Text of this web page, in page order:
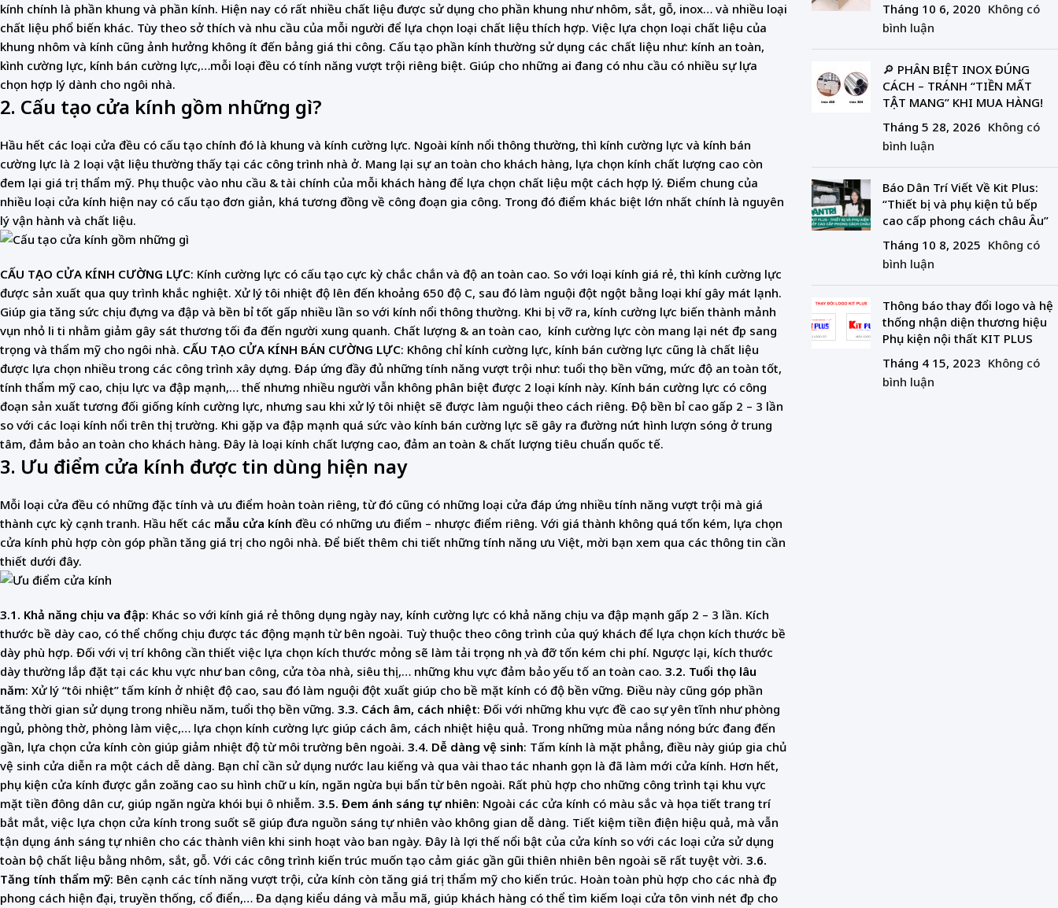
kính chính là phần khung và phần kính. Hiện nay có rất nhiều chất liệu được sử dụng cho phần khung như nhôm, sắt, gỗ, inox… và nhiều loại
chất liệu phổ biến khác. Tùy theo sở thích và nhu cầu của mỗi người để lựa chọn loại chất liệu thích hợp. Việc lựa chọn loại chất liệu của
khung nhôm và kính cũng ảnh hưởng không ít đến bảng giá thi công. Cấu tạo phần kính thường sử dụng các chất liệu như: kính an toàn,
kình cường lực, kính bán cường lực,…mỗi loại đều có tính năng vượt trội riêng biệt. Giúp cho những ai đang có nhu cầu có nhiều sự lựa
chọn hợp lý dành cho ngôi nhà.
2. Cấu tạo cửa kính gồm những gì?
Hầu hết các loại cửa đều có cấu tạo chính đó là khung và kính cường lực. Ngoài kính nổi thông thường, thì kính cường lực và kính bán
cường lực là 2 loại vật liệu thường thấy tại các công trình nhà ở. Mang lại sự an toàn cho khách hàng, lựa chọn kính chất lượng cao còn
đem lại giá trị thẩm mỹ. Phụ thuộc vào nhu cầu & tài chính của mỗi khách hàng để lựa chọn chất liệu một cách hợp lý. Điểm chung của
nhiều loại cửa kính hiện nay có cấu tạo đơn giản, khá tương đồng về công đoạn gia công. Trong đó điểm khác biệt lớn nhất chính là nguyên
lý vận hành và chất liệu.
CẤU TẠO CỬA KÍNH CƯỜNG LỰC: Kính cường lực có cấu tạo cực kỳ chắc chắn và độ an toàn cao. So với loại kính giá rẻ, thì kính cường lực
được sản xuất qua quy trình khắc nghiệt. Xử lý tôi nhiệt độ lên đến khoảng 650 độ C, sau đó làm nguội đột ngột bằng loại khí gây mát lạnh.
Giúp gia tăng sức chịu đựng va đập và bền bỉ tốt gấp nhiều lần so với kính nổi thông thường. Khi bị vỡ ra, kính cường lực biến thành mảnh
vụn nhỏ li ti nhằm giảm gây sát thương tối đa đến người xung quanh. Chất lượng & an toàn cao, kính cường lực còn mang lại nét đẹp sang
trọng và thẩm mỹ cho ngôi nhà. CẤU TẠO CỬA KÍNH BÁN CƯỜNG LỰC: Không chỉ kính cường lực, kính bán cường lực cũng là chất liệu
được lựa chọn nhiều trong các công trình xây dựng. Đáp ứng đầy đủ những tính năng vượt trội như: tuổi thọ bền vững, mức độ an toàn tốt,
tính thẩm mỹ cao, chịu lực va đập mạnh,… thế nhưng nhiều người vẫn không phân biệt được 2 loại kính này. Kính bán cường lực có công
đoạn sản xuất tương đối giống kính cường lực, nhưng sau khi xử lý tôi nhiệt sẽ được làm nguội theo cách riêng. Độ bền bỉ cao gấp 2 – 3 lần
so với các loại kính nổi trên thị trường. Khi gặp va đập mạnh quá sức vào kính bán cường lực sẽ gây ra đường nứt hình lượn sóng ở trung
tâm, đảm bảo an toàn cho khách hàng. Đây là loại kính chất lượng cao, đảm an toàn & chất lượng tiêu chuẩn quốc tế.
3. Ưu điểm cửa kính được tin dùng hiện nay
Mỗi loại cửa đều có những đặc tính và ưu điểm hoàn toàn riêng, từ đó cũng có những loại cửa đáp ứng nhiều tính năng vượt trội mà giá
thành cực kỳ cạnh tranh. Hầu hết các mẫu cửa kính đều có những ưu điểm – nhược điểm riêng. Với giá thành không quá tốn kém, lựa chọn
cửa kính phù hợp còn góp phần tăng giá trị cho ngôi nhà. Để biết thêm chi tiết những tính năng ưu Việt, mời bạn xem qua các thông tin cần
thiết dưới đây.
3.1. Khả năng chịu va đập: Khác so với kính giá rẻ thông dụng ngày nay, kính cường lực có khả năng chịu va đập mạnh gấp 2 – 3 lần. Kích
thước bề dày cao, có thể chống chịu được tác động mạnh từ bên ngoài. Tuỳ thuộc theo công trình của quý khách để lựa chọn kích thước bề
dày phù hợp. Đối với vị trí không cần thiết việc lựa chọn kích thước mỏng sẽ làm tải trọng nhẹ và đỡ tốn kém chi phí. Ngược lại, kích thước
dày thường lắp đặt tại các khu vực như ban công, cửa tòa nhà, siêu thị,… những khu vực đảm bảo yếu tố an toàn cao. 3.2. Tuổi thọ lâu
năm: Xử lý “tôi nhiệt” tấm kính ở nhiệt độ cao, sau đó làm nguội đột xuất giúp cho bề mặt kính có độ bền vững. Điều này cũng góp phần
tăng thời gian sử dụng trong nhiều năm, tuổi thọ bền vững. 3.3. Cách âm, cách nhiệt: Đối với những khu vực đề cao sự yên tĩnh như phòng
ngủ, phòng thờ, phòng làm việc,… lựa chọn kính cường lực giúp cách âm, cách nhiệt hiệu quả. Trong những mùa nắng nóng bức đang đến
gần, lựa chọn cửa kính còn giúp giảm nhiệt độ từ môi trường bên ngoài. 3.4. Dễ dàng vệ sinh: Tấm kính là mặt phẳng, điều này giúp gia chủ
vệ sinh cửa diễn ra một cách dễ dàng. Bạn chỉ cần sử dụng nước lau kiếng và qua vài thao tác nhanh gọn là đã làm mới cửa kính. Hơn hết,
phụ kiện cửa kính được gắn zoăng cao su hình chữ u kín, ngăn ngừa bụi bẩn từ bên ngoài. Rất phù hợp cho những công trình tại khu vực
mặt tiền đông dân cư, giúp ngăn ngừa khói bụi ô nhiễm. 3.5. Đem ánh sáng tự nhiên: Ngoài các cửa kính có màu sắc và họa tiết trang trí
bắt mắt, việc lựa chọn cửa kính trong suốt sẽ giúp đưa nguồn sáng tự nhiên vào không gian dễ dàng. Tiết kiệm tiền điện hiệu quả, mà vẫn
tận dụng ánh sáng tự nhiên cho các thành viên khi sinh hoạt vào ban ngày. Đây là lợi thế nổi bật của cửa kính so với các loại cửa sử dụng
toàn bộ chất liệu bằng nhôm, sắt, gỗ. Với các công trình kiến trúc muốn tạo cảm giác gần gũi thiên nhiên bên ngoài sẽ rất tuyệt vời. 3.6.
Tăng tính thẩm mỹ: Bên cạnh các tính năng vượt trội, cửa kính còn tăng giá trị thẩm mỹ cho kiến trúc. Hoàn toàn phù hợp cho các nhà đẹp
phong cách hiện đại, truyền thống, cổ điển,… Đa dạng kiểu dáng và mẫu mã, giúp khách hàng có thể tìm kiếm loại cửa tôn vinh nét đẹp cho
Tháng 10 6, 2020 Không có
bình luận
🔎 PHÂN BIỆT INOX ĐÚNG
CÁCH – TRÁNH “TIỀN MẤT
TẬT MANG” KHI MUA HÀNG!
Tháng 5 28, 2026 Không có
bình luận
Báo Dân Trí Viết Về Kit Plus:
“Thiết bị và phụ kiện tủ bếp
cao cấp phong cách châu Âu”
Tháng 10 8, 2025 Không có
bình luận
Thông báo thay đổi logo và hệ
thống nhận diện thương hiệu
Phụ kiện nội thất KIT PLUS
Tháng 4 15, 2023 Không có
bình luận